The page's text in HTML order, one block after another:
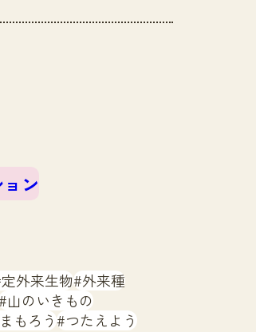
ン
外来生物 外来種
山のいきもの
まもろう つたえよう